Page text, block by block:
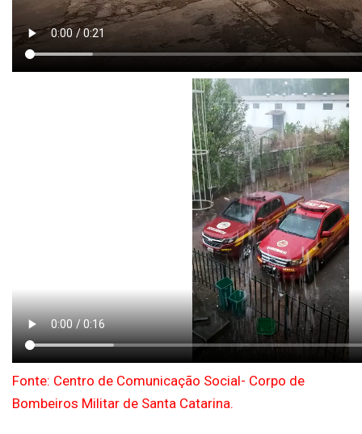
Fonte: Centro de Comunicação Social- Corpo de
Bombeiros Militar de Santa Catarina.